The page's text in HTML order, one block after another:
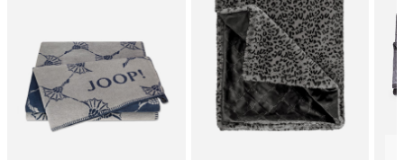
Strellson AG
Sonnenwiesenstrasse 21
8280 Kreuzlingen